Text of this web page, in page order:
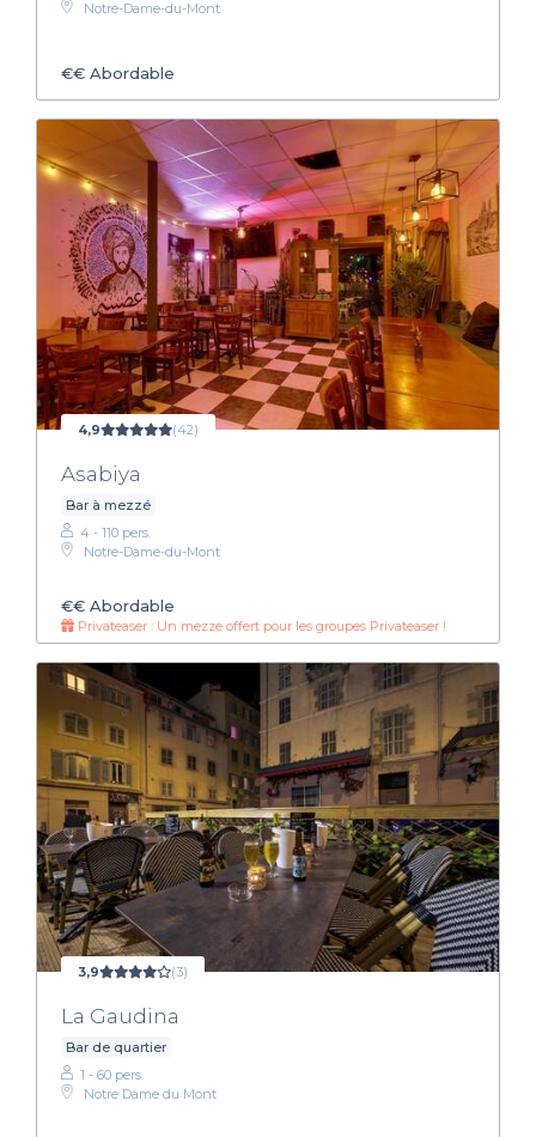
Notre-Dame-du-Mont
€€ Abordable
4,9 (42)
Asabiya
Bar à mezzé
4 - 110 pers.
Notre-Dame-du-Mont
€€ Abordable
Privateaser : Un mezze offert pour les groupes Privateaser !
3,9 (3)
La Gaudina
Bar de quartier
1 - 60 pers.
Notre Dame du Mont